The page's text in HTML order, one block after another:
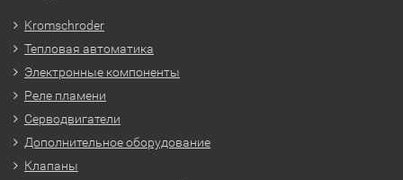
Kromschroder
Тепловая автоматика
Электронные компоненты
Реле пламени
Серводвигатели
Дополнительное оборудование
Клапаны